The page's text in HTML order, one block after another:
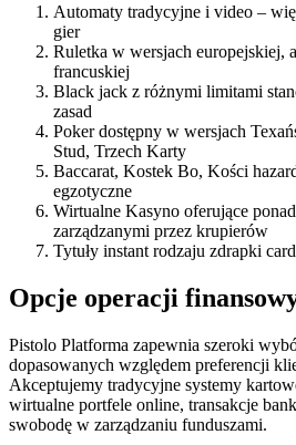
Automaty tradycyjne i video –
gier
Ruletka w wersjach europejskiej,
francuskiej
Black jack z różnymi limitami
zasad
Poker dostępny w wersjach
Stud, Trzech Karty
Baccarat, Kostek Bo, Kości
egzotyczne
Wirtualne Kasyno oferujące
zarządzanymi przez krupierów
Tytuły instant rodzaju zdrapki
Opcje operacji
Pistolo Platforma zapewnia szeroki
dopasowanych względem preferencji
Akceptujemy tradycyjne systemy
wirtualne portfele online, transakcje
swobodę w zarządzaniu funduszami.